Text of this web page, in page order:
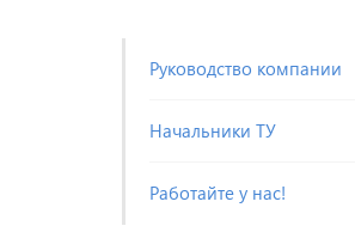
Руководство компании
Начальники ТУ
Работайте у нас!